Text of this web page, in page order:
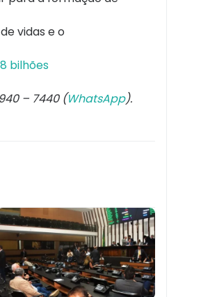
vidas e o
bilhões
– 7440 (WhatsApp).